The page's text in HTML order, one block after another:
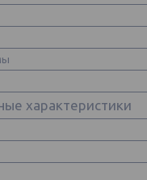
характеристики